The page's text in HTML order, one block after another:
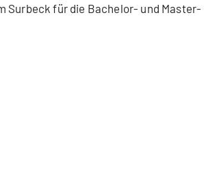
Surbeck für die Bachelor- und Master-